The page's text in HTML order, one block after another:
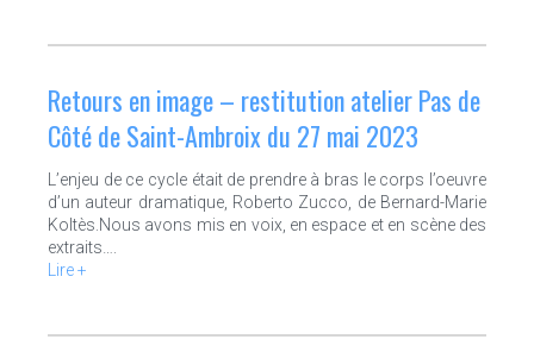
Retours en image – restitution atelier Pas de
Côté de Saint-Ambroix du 27 mai 2023
L’enjeu de ce cycle était de prendre à bras le corps l’oeuvre
d’un auteur dramatique, Roberto Zucco, de Bernard-Marie
Koltès.Nous avons mis en voix, en espace et en scène des
extraits….
Lire +